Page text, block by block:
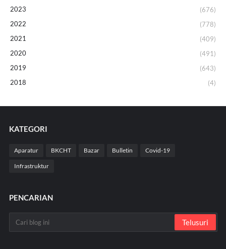
2023
(676)
2022
(778)
2021
(409)
2020
(491)
2019
(643)
2018
(4)
KATEGORI
Aparatur BKCHT Bazar Bulletin Covid-19
Infrastruktur
PENCARIAN